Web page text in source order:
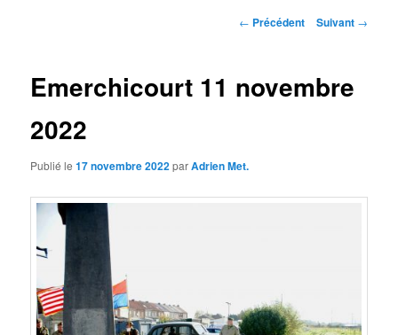
Navigation
← Précédent Suivant →
Emerchicourt 11 novembre
2022
Publié le17 novembre 2022parAdrien Met.